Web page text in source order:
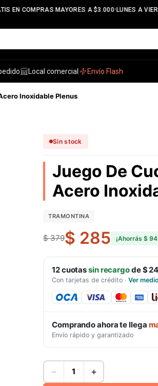
EN COMPRAS MAYORES A $3.000•LUNES A
Local comercial Envío Flash
Inoxidable Plenus
Sin stock
Juego De
Acero
TRAMONTINA
$ 379$ 285 ¡Ahorrás $ 94
12cuotassin recargode$ 24
Con tarjetas de crédito · Ver
Comprando ahora te llega
Envío rápido y garantizado
− +